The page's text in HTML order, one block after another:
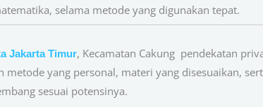
selama metode yang digunakan tepat.
Jakarta Timur, Kecamatan Cakung pendekatan
yang personal, materi yang disesuaikan,
sesuai potensinya.